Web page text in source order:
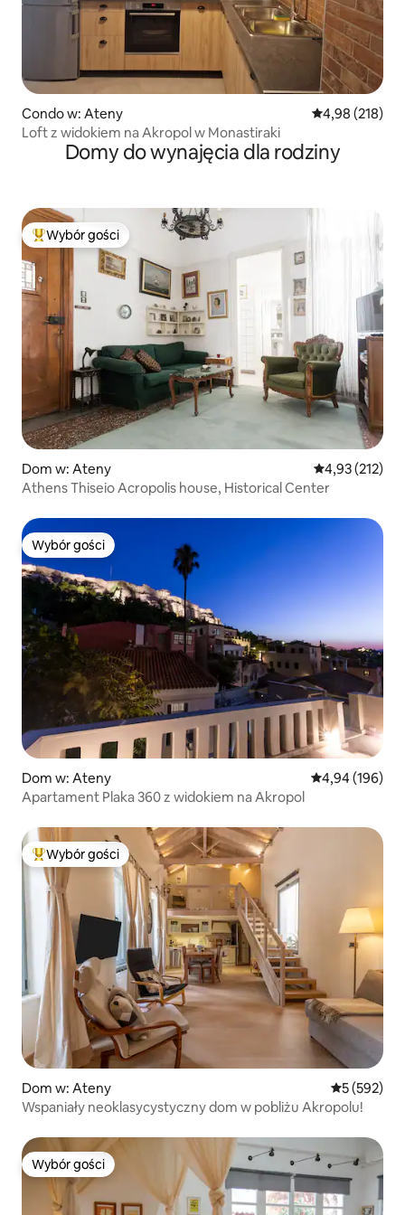
Condo w: Ateny Średnia
4,98 (218)
Loft z widokiem na Akropol w Monastiraki
Domy do wynajęcia dla rodziny
Najpopularniejsze z kategorii Wybór gości
Wybór gości
Dom w: Ateny Średnia
4,93 (212)
Athens Thiseio Acropolis house, Historical Center
Wybór gości
Wybór gości
Dom w: Ateny Średnia
4,94 (196)
Apartament Plaka 360 z widokiem na Akropol
Najpopularniejsze z kategorii Wybór gości
Wybór gości
Dom w: Ateny Średnia
5 (592)
Wspaniały neoklasycystyczny dom w pobliżu Akropolu!
Wybór gości
Wybór gości